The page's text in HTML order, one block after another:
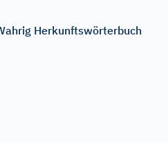
Herkunftswörterbuch